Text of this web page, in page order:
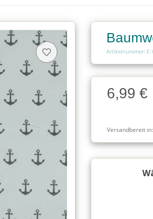
Artikelnummer: E-
Charge
Charge6,99 €
Versandbereit in: